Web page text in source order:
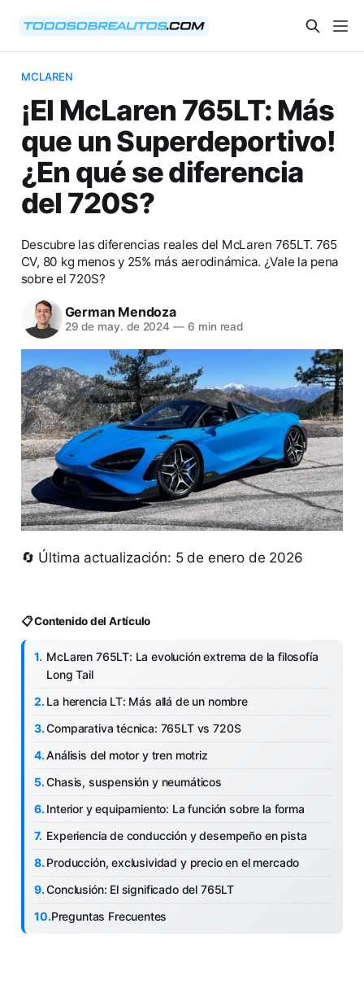
MCLAREN
¡El McLaren 765LT: Más
que un Superdeportivo!
¿En qué se diferencia
del 720S?
Descubre las diferencias reales del McLaren 765LT. 765
CV, 80 kg menos y 25% más aerodinámica. ¿Vale la pena
sobre el 720S?
German Mendoza
29 de may. de 2024 — 6 min read
🔄 Última actualización: 5 de enero de 2026
📋 Contenido del Artículo
McLaren 765LT: La evolución extrema de la filosofía
Long Tail
La herencia LT: Más allá de un nombre
Comparativa técnica: 765LT vs 720S
Análisis del motor y tren motriz
Chasis, suspensión y neumáticos
Interior y equipamiento: La función sobre la forma
Experiencia de conducción y desempeño en pista
Producción, exclusividad y precio en el mercado
Conclusión: El significado del 765LT
Preguntas Frecuentes